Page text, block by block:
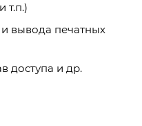
т.п.)
вывода печатных
доступа и др.